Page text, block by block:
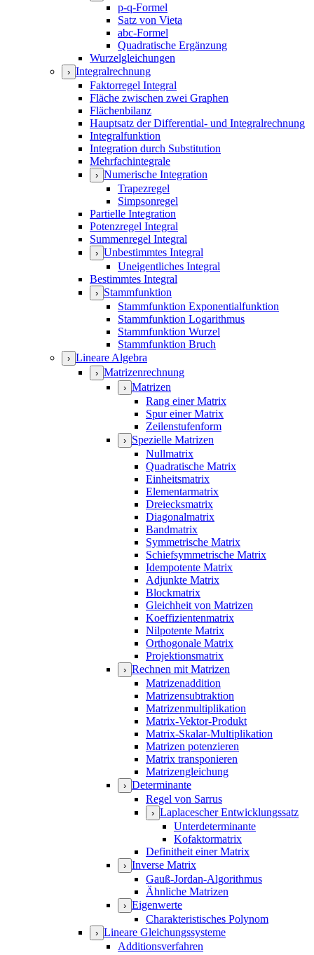
p-q-Formel
Satz von Vieta
abc-Formel
Quadratische Ergänzung
Wurzelgleichungen
› Integralrechnung
Faktorregel Integral
Fläche zwischen zwei Graphen
Flächenbilanz
Hauptsatz der Differential- und Integralrechnung
Integralfunktion
Integration durch Substitution
Mehrfachintegrale
› Numerische Integration
Trapezregel
Simpsonregel
Partielle Integration
Potenzregel Integral
Summenregel Integral
› Unbestimmtes Integral
Uneigentliches Integral
Bestimmtes Integral
› Stammfunktion
Stammfunktion Exponentialfunktion
Stammfunktion Logarithmus
Stammfunktion Wurzel
Stammfunktion Bruch
› Lineare Algebra
› Matrizenrechnung
› Matrizen
Rang einer Matrix
Spur einer Matrix
Zeilenstufenform
› Spezielle Matrizen
Nullmatrix
Quadratische Matrix
Einheitsmatrix
Elementarmatrix
Dreiecksmatrix
Diagonalmatrix
Bandmatrix
Symmetrische Matrix
Schiefsymmetrische Matrix
Idempotente Matrix
Adjunkte Matrix
Blockmatrix
Gleichheit von Matrizen
Koeffizientenmatrix
Nilpotente Matrix
Orthogonale Matrix
Projektionsmatrix
› Rechnen mit Matrizen
Matrizenaddition
Matrizensubtraktion
Matrizenmultiplikation
Matrix-Vektor-Produkt
Matrix-Skalar-Multiplikation
Matrizen potenzieren
Matrix transponieren
Matrizengleichung
› Determinante
Regel von Sarrus
› Laplacescher Entwicklungssatz
Unterdeterminante
Kofaktormatrix
Definitheit einer Matrix
› Inverse Matrix
Gauß-Jordan-Algorithmus
Ähnliche Matrizen
› Eigenwerte
Charakteristisches Polynom
› Lineare Gleichungssysteme
Additionsverfahren